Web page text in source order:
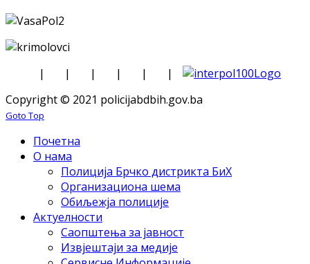
| | | | |
|
Copyright © 2021 policijabdbih.gov.ba
Goto Top
Почетна
О нама
Полиција Брчко дистрикта БиХ
Организациона шема
Обиљежја полиције
Актуелности
Саопштења за јавност
Извјештаји за медије